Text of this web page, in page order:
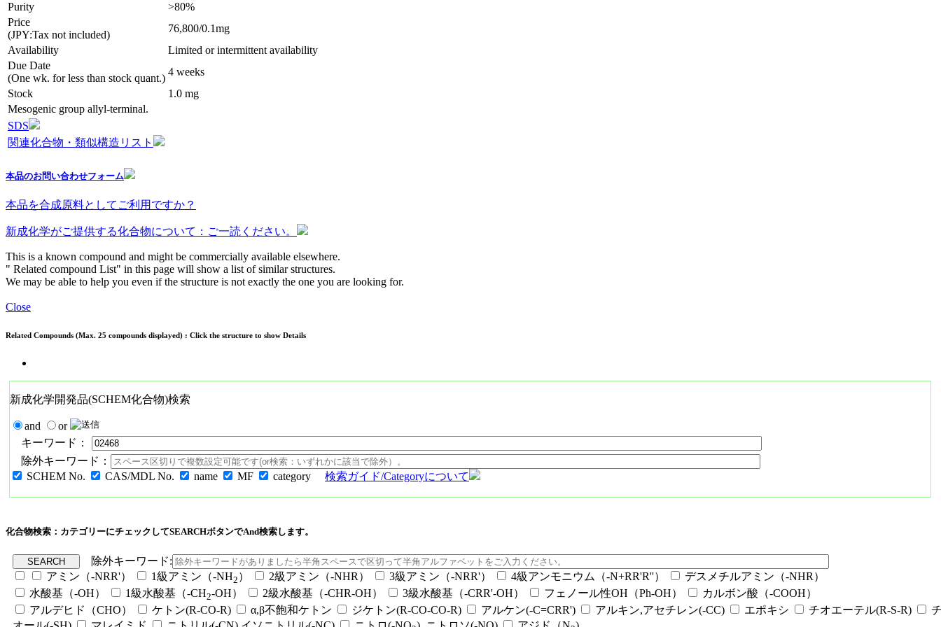
Purity
>80%
Price
(JPY:Tax not included)
76,800/0.1mg
Availability
Limited or intermittent availability
Due Date
(One wk. for less than stock quant.)
4 weeks
Stock
1.0 mg
Mesogenic group allyl-terminal.
SDS
関連化合物・類似構造リスト
本品のお問い合わせフォーム
本品を合成原料としてご利用ですか？
新成化学がご提供する化合物について：ご一読ください。
This is a known compound and might be commercially available elsewhere.
" Related compound List" in this page will show a list of similar structures.
We may be able to help you even if the structure is not exactly the one you are looking for.
Close
Related Compounds (Max. 25 compounds displayed) : Click the structure to show Details
新成化学開発品(SCHEM化合物)検索
and
or
キーワード：
除外キーワード：
SCHEM No.
CAS/MDL No. name MF category 検索ガイド/Categoryについて
化合物検索：カテゴリーにチェックしてSEARCHボタンでAnd検索します。
除外キーワード:
アミン（-NRR'）
1級アミン（-NH2 ） 2級アミン（-NHR） 3級アミン（-NRR'） 4級アンモニウム（-N+RR'R''）
デスメチルアミン（-NHR）
水酸基（-OH）
1級水酸基（-CH2-OH） 2級水酸基（-CHR-OH） 3級水酸基（-CRR'-OH） フェノール性OH（Ph-OH）
カルボン酸（-COOH）
アルデヒド（CHO）
ケトン(R-CO-R) α,β不飽和ケトン ジケトン(R-CO-CO-R) アルケン(-C=CRR') アルキン,アセチレン(-CC) エポキシ チオエーテル(R-S-R)